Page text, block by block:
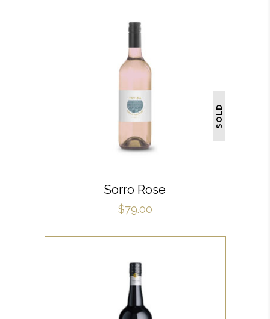
SOLD
WHITE
Lorem ipsum dolor sit amet,
offendit adipisci quo id, ne vel
vidit facilisis aliquando. Nostrud
forensibus at vix. Ad qui
imperdiet dissentias. Mel eu
apeirian qui. Sed an justo
Sorro Rose
$79.00
WHITE